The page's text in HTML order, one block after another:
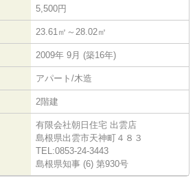
5,500円
23.61㎡～28.02㎡
2009年 9月 (築16年)
アパート/木造
2階建
有限会社朝日住宅 出雲店
島根県出雲市天神町４８３
TEL:0853-24-3443
島根県知事 (6) 第930号